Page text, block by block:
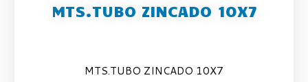
MTS.TUBO ZINCADO 10X7
MTS.TUBO ZINCADO 10X7